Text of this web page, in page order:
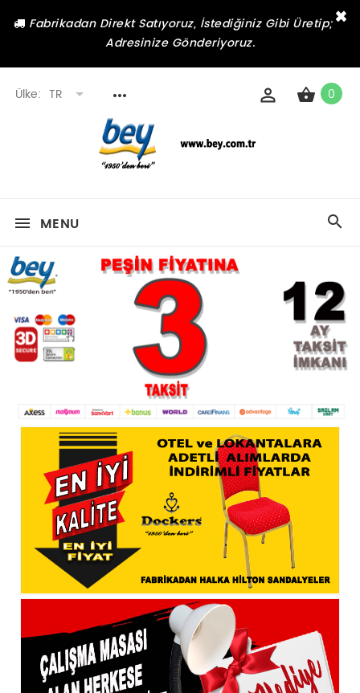
×
Fabrikadan Direkt Satıyoruz, İstediğiniz Gibi Üretip;
Adresinize Gönderiyoruz.
Ülke: TR 0
MENU